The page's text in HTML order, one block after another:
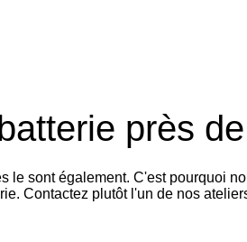
près
le sont également. C'est pourquoi
Contactez plutôt l'un de nos